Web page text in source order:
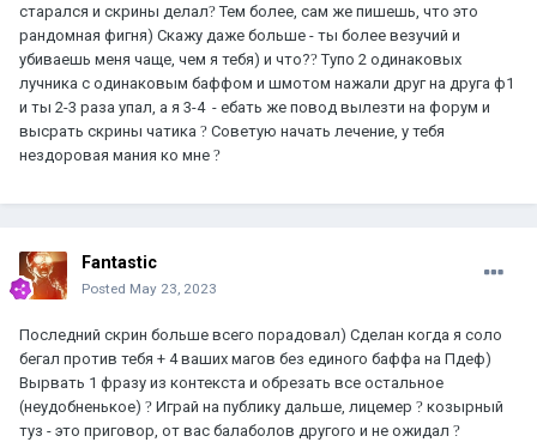
4 стадия – Принятие
старался и скрины делал?Тем более, сам же пишешь, что это
рандомная фигня) Скажу даже больше - ты более везучий и
убиваешь меня чаще, чем я тебя) и что??Тупо 2 одинаковых
лучника с одинаковым баффом и шмотом нажали друг на друга ф1
и ты 2-3 раза упал, а я 3-4 - ебать же повод вылезти на форум и
высрать скрины чатика ? Советую начать лечение, у тебя
нездоровая мания ко мне ?
Fantastic
Posted May 23, 2023
Последний скрин больше всего порадовал) Сделан когда я соло
бегал против тебя + 4 ваших магов без единого баффа на Пдеф)
Вырвать 1 фразу из контекста и обрезать все остальное
(неудобненькое) ? Играй на публику дальше, лицемер ? козырный
туз - это приговор, от вас балаболов другого и не ожидал ?